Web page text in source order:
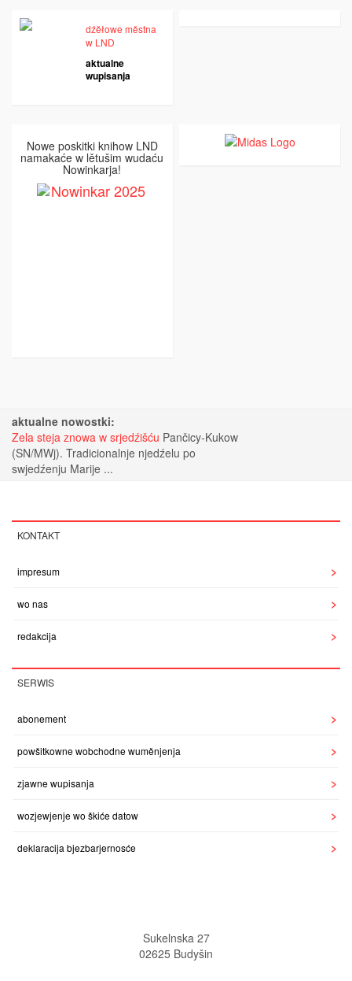
dźěłowe městna
w LND
aktualne
wupisanja
Nowe poskitki knihow LND
namakaće w lětušim wudaću
Nowinkarja!
aktualne nowostki:
Zela steja znowa w srjedźišću Pančicy-Kukow
(SN/MWj). Tradicionalnje njedźelu po
swjedźenju Marije ...
KONTAKT
impresum
wo nas
redakcija
SERWIS
abonement
powšitkowne wobchodne wuměnjenja
zjawne wupisanja
wozjewjenje wo škiće datow
deklaracija bjezbarjernosće
Sukelnska 27
02625 Budyšin